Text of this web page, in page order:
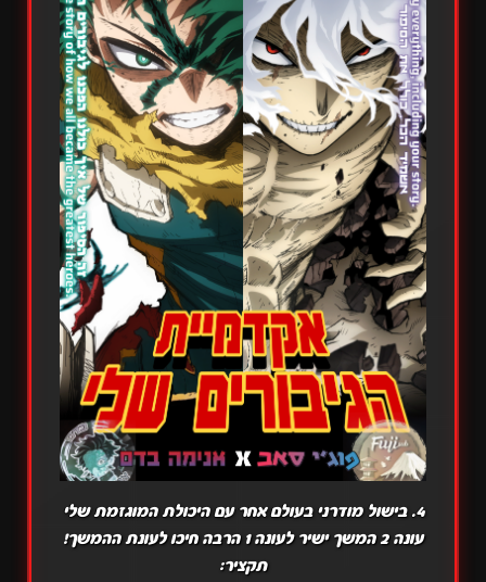
4. בישול מודרני בעולם אחר עם היכולת המוגזמת שלי
עונה 2 המשך ישיר לעונה 1 הרבה חיכו לעונת ההמשך!
תקציר: